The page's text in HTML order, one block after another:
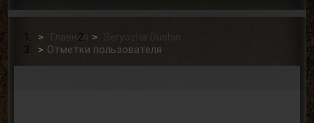
Главная
Seryozha Dushin
Отметки пользователя